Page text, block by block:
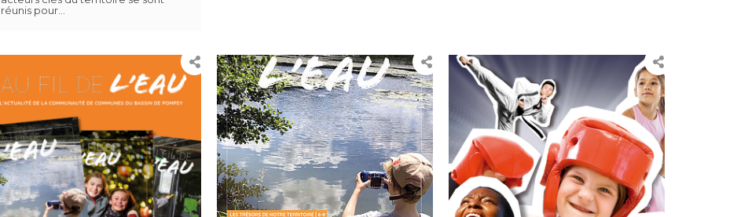
réunis pour…